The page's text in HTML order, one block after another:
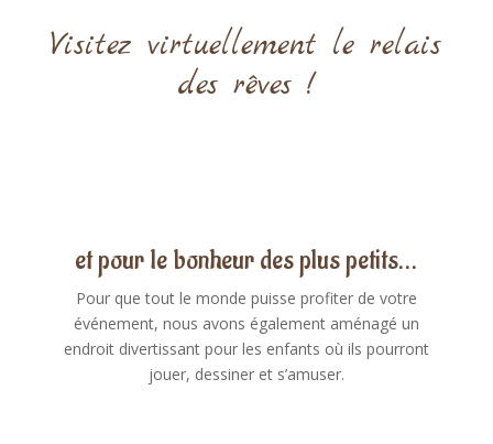
Visitez virtuellement le relais
des rêves !
et pour le bonheur des plus petits…
Pour que tout le monde puisse profiter de votre
événement, nous avons également aménagé un
endroit divertissant pour les enfants où ils pourront
jouer, dessiner et s’amuser.